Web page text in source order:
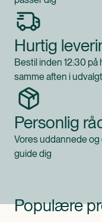
Hurtig
Bestil inden 12:30
samme aften i
Personlig
Vores uddannede og
guide dig
Populære